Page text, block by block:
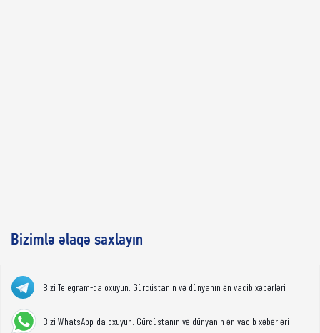
Bizimlə əlaqə saxlayın
Bizi Telegram-da oxuyun. Gürcüstanın və dünyanın ən vacib xəbərləri
Bizi WhatsApp-da oxuyun. Gürcüstanın və dünyanın ən vacib xəbərləri